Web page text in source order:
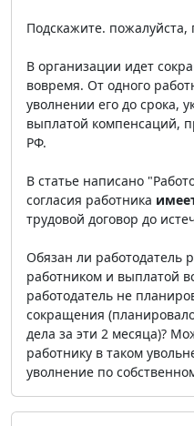
Подскажите. пожалуйста,
В организации идет
вовремя. От одного
уволнении его до срока,
выплатой компенсаций,
РФ.
В статье написано
согласия работника
трудовой договор до
Обязан ли работодатель
работником и выплатой
работодатель не
сокращения
дела за эти 2 месяца)?
работнику в таком
уволнение по